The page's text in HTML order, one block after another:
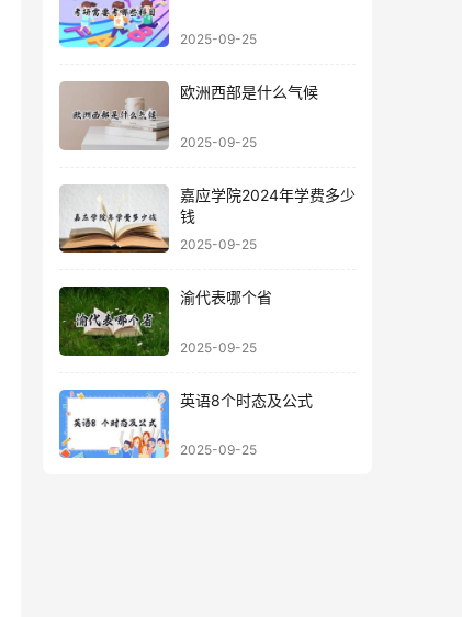
2025-09-25
欧洲西部是什么气候
2025-09-25
嘉应学院2024年学费多少
钱
2025-09-25
渝代表哪个省
2025-09-25
英语8个时态及公式
2025-09-25